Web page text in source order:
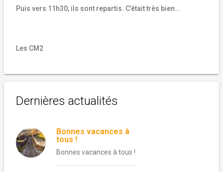
Puis vers 11h30, ils sont repartis. C’était très bien…
Les CM2
Dernières actualités
Bonnes vacances à
tous !
Bonnes vacances à tous !